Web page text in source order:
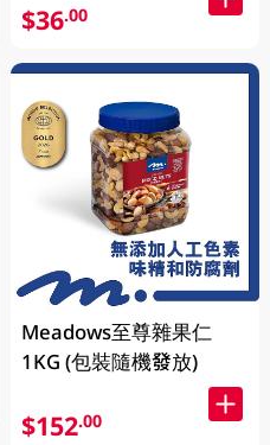
$36.00
Meadows至尊雜果仁
1KG (包裝隨機發放)
$152.00